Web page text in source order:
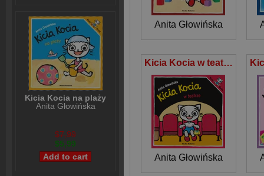
Kicia Kocia na plaży
Anita Głowińska
$7,99
$5,99
Anita Głowińska
Kicia Kocia w teatrze
Anita Głowińska